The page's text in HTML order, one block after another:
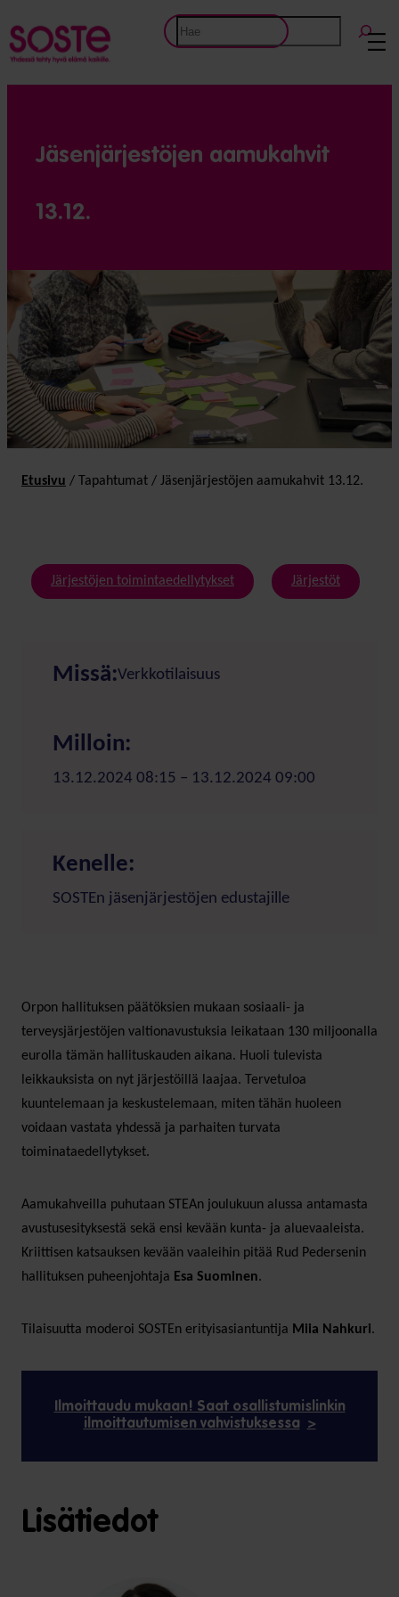
Etsi
Jäsen­järjestöjen aamukahvit
13.12.
Etusivu / Tapahtumat / Jäsen­järjestöjen aamukahvit 13.12.
Järjestöjen toimintaedellytykset Järjestöt
Missä:Verkkotilaisuus
Milloin:
13.12.2024 08:15 – 13.12.2024 09:00
Kenelle:
SOSTEn jäsenjärjestöjen edustajille
Orpon hallituksen päätöksien mukaan sosiaali- ja
terveysjärjestöjen valtionavustuksia leikataan 130 miljoonalla
eurolla tämän hallituskauden aikana. Huoli tulevista
leikkauksista on nyt järjestöillä laajaa. Tervetuloa
kuuntelemaan ja keskustelemaan, miten tähän huoleen
voidaan vastata yhdessä ja parhaiten turvata
toiminataedellytykset.
Aamukahveilla puhutaan STEAn joulukuun alussa antamasta
avustusesityksestä sekä ensi kevään kunta- ja aluevaaleista.
Kriittisen katsauksen kevään vaaleihin pitää Rud Pedersenin
hallituksen puheenjohtaja Esa Suominen.
Tilaisuutta moderoi SOSTEn erityisasiantuntija Miia Nahkuri.
Ilmoittaudu mukaan! Saat osallistumislinkin
ilmoittautumisen vahvistuksessa
Lisätiedot